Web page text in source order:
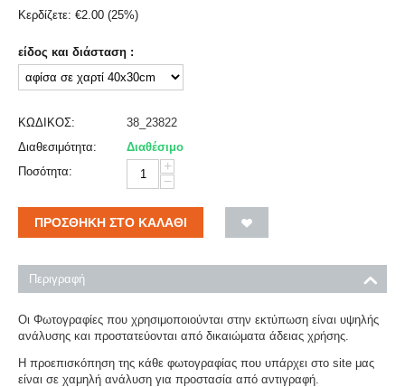
Κερδίζετε: €2.00 (25%)
είδος και διάσταση :
ΚΩΔΙΚΟΣ:
38_23822
Διαθεσιμότητα:
Διαθέσιμο
Ποσότητα:
+
−
ΠΡΟΣΘΉΚΗ ΣΤΟ ΚΑΛΆΘΙ
Περιγραφή
Οι Φωτογραφίες που χρησιμοποιούνται στην εκτύπωση είναι υψηλής
ανάλυσης και προστατεύονται από δικαιώματα άδειας χρήσης.
Η προεπισκόπηση της κάθε φωτογραφίας που υπάρχει στο site μας
είναι σε χαμηλή ανάλυση για προστασία από αντιγραφή.